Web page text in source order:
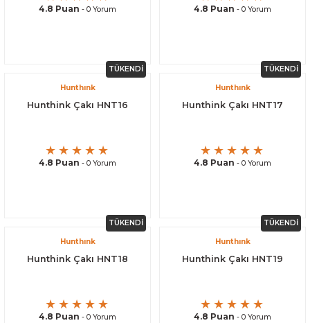
4.8 Puan - 0 Yorum 4.8 Puan - 0 Yorum
TÜKENDİ
Hunthınk
Hunthink Çakı HNT16
4.8 Puan - 0 Yorum
TÜKENDİ
Hunthınk
Hunthink Çakı HNT17
4.8 Puan - 0 Yorum
TÜKENDİ
Hunthınk
Hunthink Çakı HNT18
4.8 Puan - 0 Yorum
TÜKENDİ
Hunthınk
Hunthink Çakı HNT19
4.8 Puan - 0 Yorum